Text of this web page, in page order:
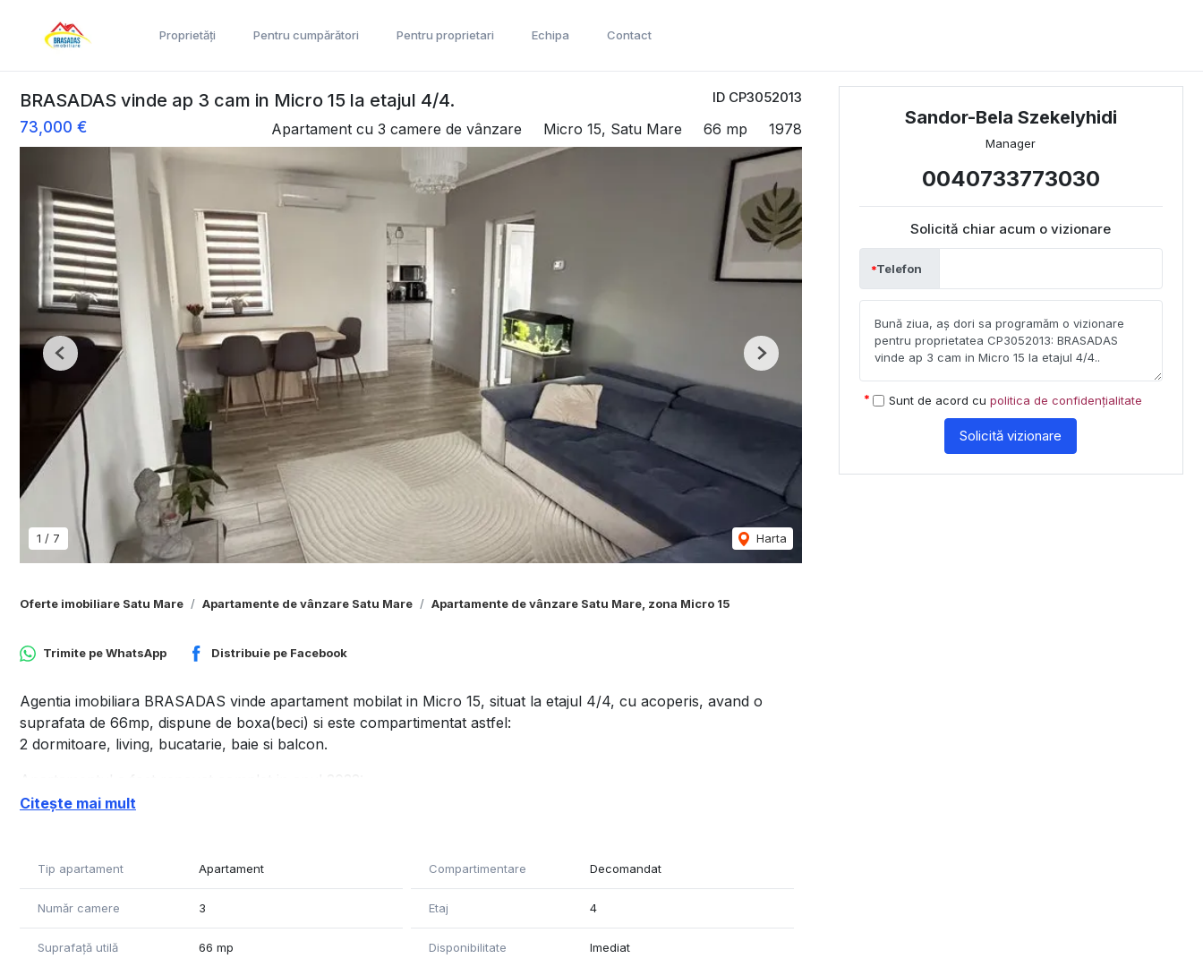
Proprietăți Pentru cumpărători Pentru proprietari Echipa Contact
ID CP3052013
BRASADAS vinde ap 3 cam in Micro 15 la etajul 4/4.
73,000 € Apartament cu 3 camere de vânzare Micro 15, Satu Mare 66 mp 1978
1 / 7 Harta
Previous Next
Oferte imobiliare Satu Mare Apartamente de vânzare Satu Mare Apartamente de vânzare Satu Mare, zona Micro 15
Trimite peWhatsApp Distribuie pe Facebook
Agentia imobiliara BRASADAS vinde apartament mobilat in Micro 15, situat la etajul 4/4, cu acoperis, avand o
suprafata de 66mp, dispune de boxa(beci) si este compartimentat astfel:
2 dormitoare, living, bucatarie, baie si balcon.
Instalatia electrica, instalatia termica ppr cu calorifere si centrala termica Ferroli, termopane cu profil 6 camere
Www.brasadas.com
Citește mai mult
Tip apartament Apartament Compartimentare Decomandat
Număr camere 3 Etaj 4
Suprafață utilă 66 mp Disponibilitate Imediat
Sandor-Bela Szekelyhidi
Manager
0040733773030
Solicită chiar acum o vizionare
Telefon
Sunt de acord cu politica de confidențialitate
Solicită vizionare